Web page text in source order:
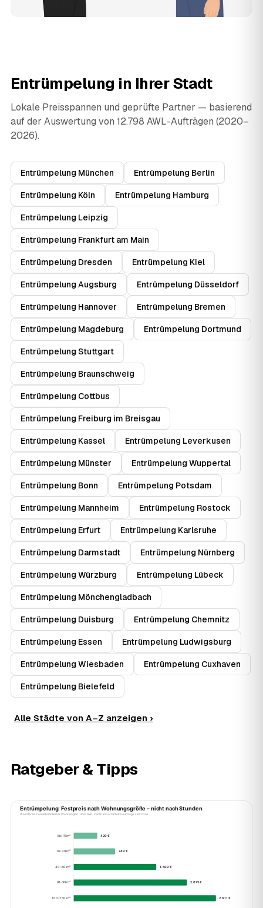
Entrümpelung in Ihrer Stadt
Lokale Preisspannen und geprüfte Partner — basierend
auf der Auswertung von 12.798 AWL-Aufträgen (2020–
2026).
Entrümpelung München Entrümpelung Berlin
Entrümpelung Köln Entrümpelung Hamburg
Entrümpelung Leipzig
Entrümpelung Frankfurt am Main
Entrümpelung Dresden Entrümpelung Kiel
Entrümpelung Augsburg Entrümpelung Düsseldorf
Entrümpelung Hannover Entrümpelung Bremen
Entrümpelung Magdeburg Entrümpelung Dortmund
Entrümpelung Stuttgart
Entrümpelung Braunschweig
Entrümpelung Cottbus
Entrümpelung Freiburg im Breisgau
Entrümpelung Kassel Entrümpelung Leverkusen
Entrümpelung Münster Entrümpelung Wuppertal
Entrümpelung Bonn Entrümpelung Potsdam
Entrümpelung Mannheim Entrümpelung Rostock
Entrümpelung Erfurt Entrümpelung Karlsruhe
Entrümpelung Darmstadt Entrümpelung Nürnberg
Entrümpelung Würzburg Entrümpelung Lübeck
Entrümpelung Mönchengladbach
Entrümpelung Duisburg Entrümpelung Chemnitz
Entrümpelung Essen Entrümpelung Ludwigsburg
Entrümpelung Wiesbaden Entrümpelung Cuxhaven
Entrümpelung Bielefeld
Alle Städte von A–Z anzeigen ›
Ratgeber & Tipps